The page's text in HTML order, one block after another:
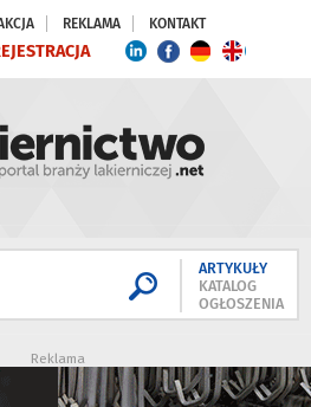
REKLAMA KONTAKT
ARTYKUŁY
KATALOG
OGŁOSZENIA
Reklama